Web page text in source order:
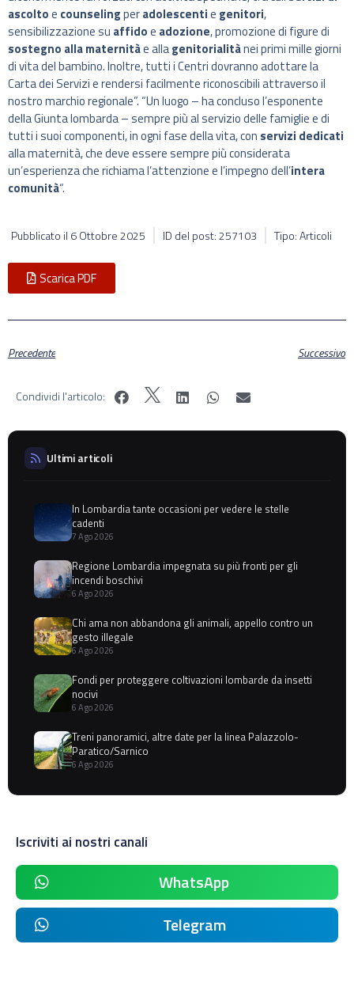
ascoltoe counselingperadolescentie genitori,
sensibilizzazione su affidoe adozione, promozione di figure di
sostegno alla maternitàe allagenitorialitànei primi mille giorni
di vita del bambino. Inoltre, tutti i Centri dovranno adottare la
Carta dei Servizi e rendersi facilmente riconoscibili attraverso il
nostro marchio regionale”. “Un luogo – ha concluso l’esponente
della Giunta lombarda – sempre più al servizio delle famiglie e di
tutti i suoi componenti, in ogni fase della vita, con servizi dedicati
alla maternità, che deve essere sempre più considerata
un’esperienza che richiama l’attenzione e l’impegno dell’intera
comunità“.
Pubblicato il 6 Ottobre 2025 ID del post: 257103 Tipo: Articoli
Scarica PDF
Precedente Successivo
Condividi l'articolo:
Ultimi articoli
In Lombardia tante occasioni per vedere le stelle
cadenti
7 Ago 2026
Regione Lombardia impegnata su più fronti per gli
incendi boschivi
6 Ago 2026
Chi ama non abbandona gli animali, appello contro un
gesto illegale
6 Ago 2026
Fondi per proteggere coltivazioni lombarde da insetti
nocivi
6 Ago 2026
Treni panoramici, altre date per la linea Palazzolo-
Paratico/Sarnico
6 Ago 2026
Iscriviti ai nostri canali
WhatsApp
Telegram